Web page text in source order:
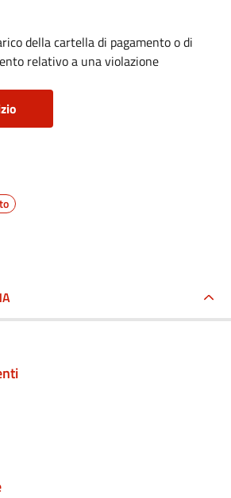
della cartella di pagamento o di
relativo a una violazione